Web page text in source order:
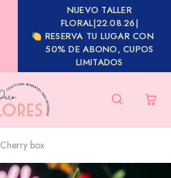
NUEVO TALLER
FLORAL|22.08.26|
RESERVA TU LUGAR CON
50% DE ABONO, CUPOS
LIMITADOS
Cherry box